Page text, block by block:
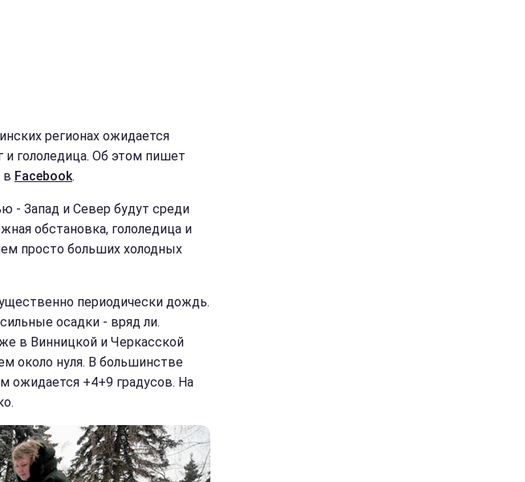
регионах ожидается
гололедица. Об этом пишет
в Facebook.
- Запад и Север будут среди
обстановка, гололедица и
просто больших холодных
периодически дождь.
осадки - вряд ли.
в Винницкой и Черкасской
около нуля. В большинстве
ожидается +4+9 градусов. На